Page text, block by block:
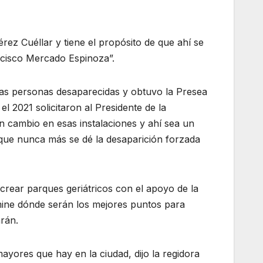
Cuéllar y tiene el propósito de que ahí se
Mercado Espinoza”.
personas desaparecidas y obtuvo la Presea
2021 solicitaron al Presidente de la
en esas instalaciones y ahí sea un
nunca más se dé la desaparición forzada
parques geriátricos con el apoyo de la
dónde serán los mejores puntos para
que hay en la ciudad, dijo la regidora